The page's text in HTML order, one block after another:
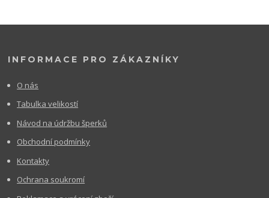
INFORMACE PRO ZÁKAZNÍKY
O nás
Tabulka velikostí
Návod na údržbu šperků
Obchodní podmínky
Kontakty
Ochrana soukromí